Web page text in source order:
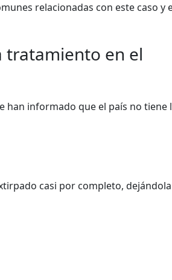
relacionadas con este caso y
tratamiento en el
han informado que el país no tiene
casi por completo,